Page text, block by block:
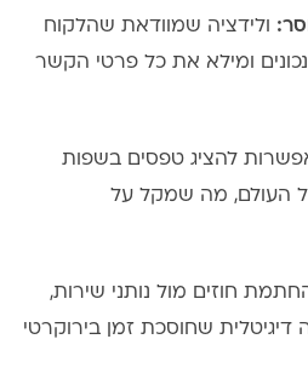
ולידציה שמוודאת שהלקוח
ומילא את כל פרטי הקשר
להציג טפסים בשפות
העולם, מה שמקל על
חוזים מול נותני שירות,
דיגיטלית שחוסכת זמן בירוקרטי